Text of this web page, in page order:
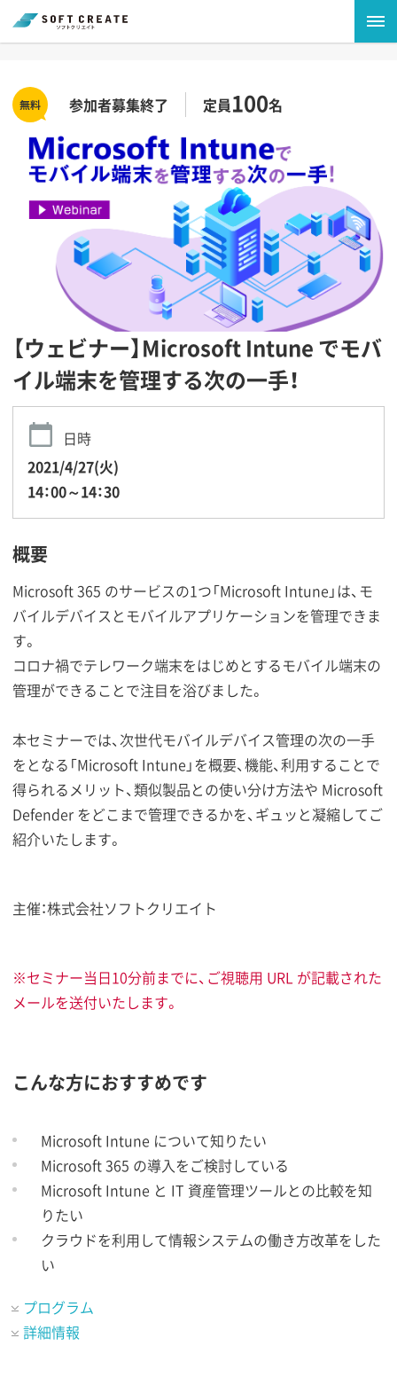
参加者募集終了 定員100名
【ウェビナー】Microsoft Intune でモバ
イル端末を管理する次の一手！
日時
2021/4/27(火)
14：00～14：30
概要
Microsoft 365 のサービスの1つ「Microsoft Intune」は、モ
バイルデバイスとモバイルアプリケーションを管理できま
す。
コロナ禍でテレワーク端末をはじめとするモバイル端末の
管理ができることで注目を浴びました。
本セミナーでは、次世代モバイルデバイス管理の次の一手
をとなる「Microsoft Intune」を概要、機能、利用することで
得られるメリット、類似製品との使い分け方法や Microsoft
Defender をどこまで管理できるかを、ギュッと凝縮してご
紹介いたします。
主催：株式会社ソフトクリエイト
※セミナー当日10分前までに、ご視聴用 URL が記載された
メールを送付いたします。
こんな方におすすめです
Microsoft Intune について知りたい
Microsoft 365 の導入をご検討している
Microsoft Intune と IT 資産管理ツールとの比較を知
りたい
クラウドを利用して情報システムの働き方改革をした
い
プログラム
詳細情報